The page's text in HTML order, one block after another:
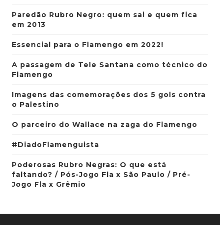
Paredão Rubro Negro: quem sai e quem fica
em 2013
Essencial para o Flamengo em 2022!
A passagem de Tele Santana como técnico do
Flamengo
Imagens das comemorações dos 5 gols contra
o Palestino
O parceiro do Wallace na zaga do Flamengo
#DiadoFlamenguista
Poderosas Rubro Negras: O que está
faltando? / Pós-Jogo Fla x São Paulo / Pré-
Jogo Fla x Grêmio